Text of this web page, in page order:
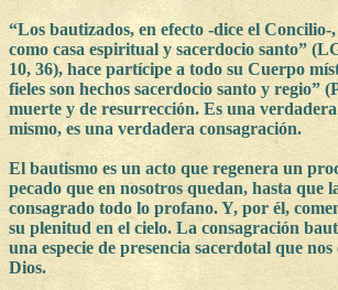
“Los bautizados, en efecto -dice el
como casa espiritual y sacerdocio santo”
10, 36), hace partícipe a todo su Cuerpo
fieles son hechos sacerdocio santo y regio”
muerte y de resurrección. Es una
mismo, es una verdadera consagración.
El bautismo es un acto que regenera un
pecado que en nosotros quedan, hasta
consagrado todo lo profano. Y, por él,
su plenitud en el cielo. La consagración
una especie de presencia sacerdotal que
Dios.